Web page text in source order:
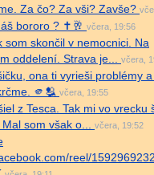
Za čo? Za vši? Zavše?
bororo ? ✝️🥂 včera, 19:56
som skončil v nemocnici. Na
oddelení. Strava je...
včera,
ona ti vyrieši problémy
🫵🫂 včera, 19:55
z Tesca. Tak mi vo vrecku
som však o...
včera, 19:52
reel/